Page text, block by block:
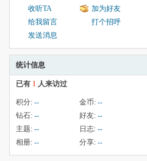
收听TA
加为好友
给我留言
打个招呼
发送消息
统计信息
已有 1 人来访过
积分: -- 金币: --
钻石: -- 好友: --
主题: -- 日志: --
相册: -- 分享: --